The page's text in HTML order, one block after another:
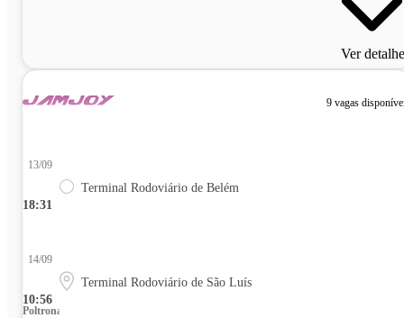
Ver
9 vagas
18:31
13/09
Terminal Rodoviário de Belém
10:56
14/09
Terminal Rodoviário de São Luís
Poltrona